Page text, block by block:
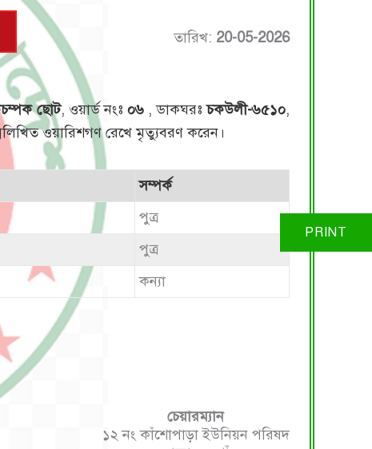
তারিখ: 20-05-2026
ছোট, ওয়ার্ড নংঃ ০৬ , ডাকঘরঃচকউলী-৬৫১০,
ওয়ারিশগণ রেখে মৃত্যুবরণ করেন।
সম্পর্ক
পুত্র
পুত্র
কন্যা
চেয়ারম্যান
১২ নং কাঁশোপাড়া ইউনিয়ন পরিষদ